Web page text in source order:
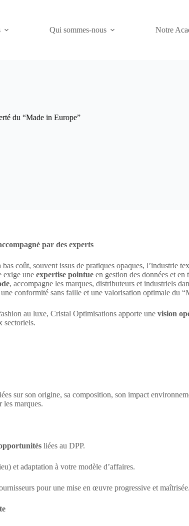
Qui sommes-nous Notre
du “Made in Europe”
par des experts
coût, souvent issus de pratiques opaques, l’industrie
exige une expertise pointue en gestion des données et
, accompagne les marques, distributeurs et industriels
conformité sans faille et une valorisation optimale du
au luxe, Cristal Optimisations apporte une vision
sectoriels.
sur son origine, sa composition, son impact
les marques.
liées au DPP.
et adaptation à votre modèle d’affaires.
pour une mise en œuvre progressive et maîtrisée.